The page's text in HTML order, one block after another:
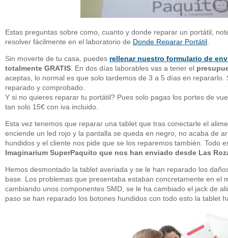
Estas preguntas sobre como, cuanto y donde reparar un portátil,
resolver fácilmente en el laboratorio de Donde Reparar Portátil
Sin moverte de tu casa, puedes rellenar nuestro formulario de
totalmente GRATIS . En dos días laborables vas a tener el
aceptas, lo normal es que solo tardemos de 3 a 5 días en repararlo.
reparado y comprobado.
Y si no quieres reparar tu portátil? Pues solo pagas los portes de
tan solo 15€ con iva incluido.
Esta vez tenemos que reparar una tablet que tras conectarle el
enciende un led rojo y la pantalla se queda en negro, no acaba de
hundidos y el cliente nos pide que se los reparemos también. Todo
Imaginarium SuperPaquito que nos han enviado desde Las
Hemos desmontado la tablet averiada y se le han reparado los
base. Los problemas que presentaba estaban concretamente en el
cambiando unos componentes SMD, se le ha cambiado el jack de
paso se han reparado los botones hundidos con todo esto la tablet